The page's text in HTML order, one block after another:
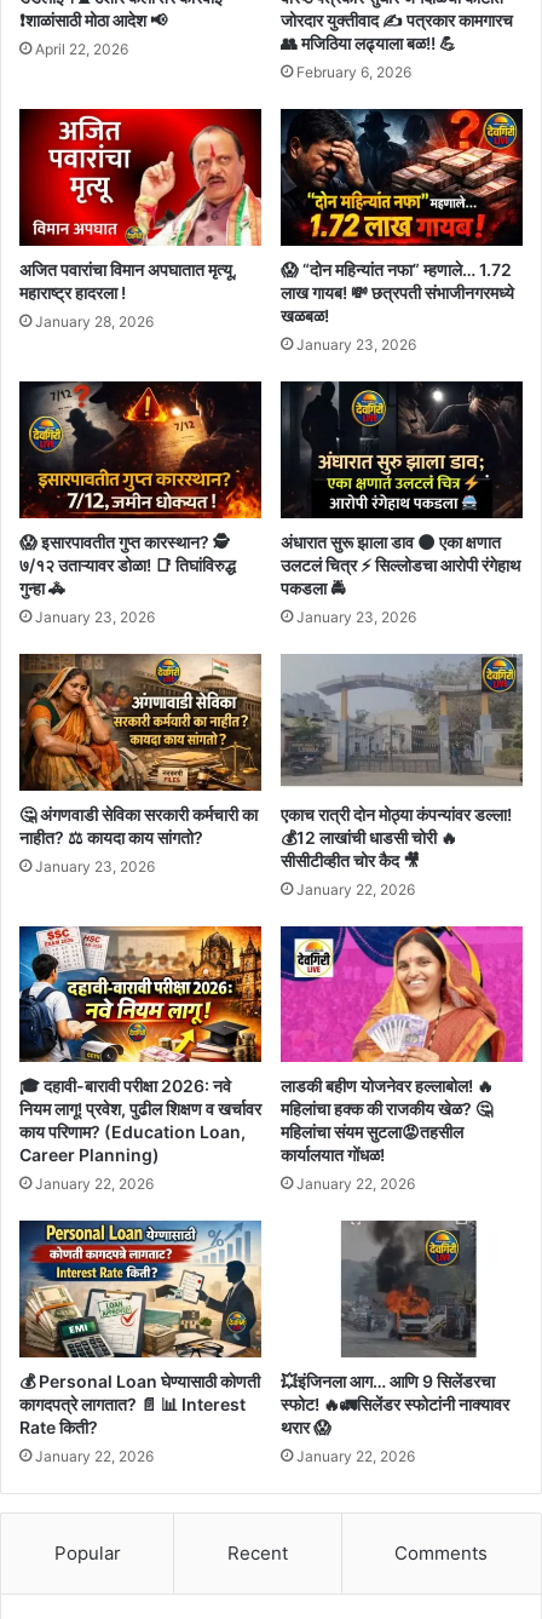
❗शाळांसाठी मोठा आदेश 📢
April 22, 2026
जोरदार युक्तीवाद ✍️ पत्रकार कामगारच
👥 मजिठिया लढ्याला बळ!! 💪
February 6, 2026
अजित पवारांचा विमान अपघातात मृत्यू,
महाराष्ट्र हादरला !
January 28, 2026
😱 “दोन महिन्यांत नफा” म्हणाले… 1.72
लाख गायब! 💸 छत्रपती संभाजीनगरमध्ये
खळबळ!
January 23, 2026
😱 इसारपावतीत गुप्त कारस्थान? 🕵️
७/१२ उताऱ्यावर डोळा! 📑 तिघांविरुद्ध
गुन्हा 🚓
January 23, 2026
अंधारात सुरू झाला डाव 🌑 एका क्षणात
उलटलं चित्र ⚡ सिल्लोडचा आरोपी रंगेहाथ
पकडला 🚔
January 23, 2026
🤔 अंगणवाडी सेविका सरकारी कर्मचारी का
नाहीत? ⚖️ कायदा काय सांगतो?
January 23, 2026
एकाच रात्री दोन मोठ्या कंपन्यांवर डल्ला!
💰12 लाखांची धाडसी चोरी 🔥
सीसीटीव्हीत चोर कैद 🎥
January 22, 2026
🎓 दहावी-बारावी परीक्षा 2026: नवे
नियम लागू! प्रवेश, पुढील शिक्षण व खर्चावर
काय परिणाम? (Education Loan,
Career Planning)
January 22, 2026
लाडकी बहीण योजनेवर हल्लाबोल! 🔥
महिलांचा हक्क की राजकीय खेळ? 🤔
महिलांचा संयम सुटला😡तहसील
कार्यालयात गोंधळ!
January 22, 2026
💰 Personal Loan घेण्यासाठी कोणती
कागदपत्रे लागतात? 📄 📊 Interest
Rate किती?
January 22, 2026
💥इंजिनला आग… आणि 9 सिलेंडरचा
स्फोट! 🔥🚛सिलेंडर स्फोटांनी नाक्यावर
थरार 😱
January 22, 2026
Popular Recent Comments